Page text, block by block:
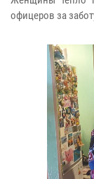
офицеров за